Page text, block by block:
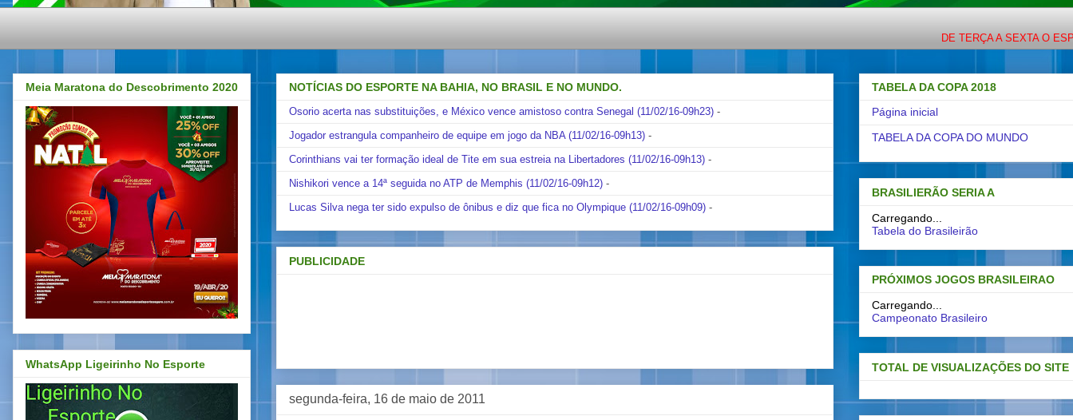
DE TERÇA A SEXTA O
NOTÍCIAS DO ESPORTE NA BAHIA, NO BRASIL E NO MUNDO.
Osorio acerta nas substituições, e México vence amistoso contra Senegal (11/02/16-09h23) -
Jogador estrangula companheiro de equipe em jogo da NBA (11/02/16-09h13) -
Corinthians vai ter formação ideal de Tite em sua estreia na Libertadores (11/02/16-09h13) -
Nishikori vence a 14ª seguida no ATP de Memphis (11/02/16-09h12) -
Lucas Silva nega ter sido expulso de ônibus e diz que fica no Olympique (11/02/16-09h09) -
PUBLICIDADE
segunda-feira, 16 de maio de 2011
Meia Maratona do Descobrimento 2020
WhatsApp Ligeirinho No Esporte
TABELA DA COPA 2018
Página inicial
TABELA DA COPA DO MUNDO
BRASILIERÃO SERIA A
Carregando...
Tabela do Brasileirão
PRÓXIMOS JOGOS BRASILEIRAO
Carregando...
Campeonato Brasileiro
TOTAL DE VISUALIZAÇÕES DO SITE